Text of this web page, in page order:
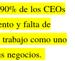
de los CEOs
y falta de
como uno
negocios.